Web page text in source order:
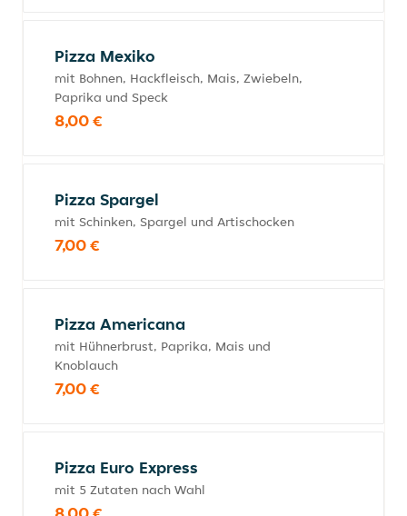
Pizza Mexiko
mit Bohnen, Hackfleisch, Mais, Zwiebeln,
Paprika und Speck
8,00 €
Pizza Spargel
mit Schinken, Spargel und Artischocken
7,00 €
Pizza Americana
mit Hühnerbrust, Paprika, Mais und
Knoblauch
7,00 €
Pizza Euro Express
mit 5 Zutaten nach Wahl